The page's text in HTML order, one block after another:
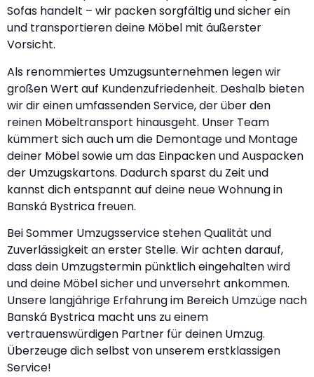
Sofas handelt – wir packen sorgfältig und sicher ein
und transportieren deine Möbel mit äußerster
Vorsicht.
Als renommiertes Umzugsunternehmen legen wir
großen Wert auf Kundenzufriedenheit. Deshalb bieten
wir dir einen umfassenden Service, der über den
reinen Möbeltransport hinausgeht. Unser Team
kümmert sich auch um die Demontage und Montage
deiner Möbel sowie um das Einpacken und Auspacken
der Umzugskartons. Dadurch sparst du Zeit und
kannst dich entspannt auf deine neue Wohnung in
Banská Bystrica freuen.
Bei Sommer Umzugsservice stehen Qualität und
Zuverlässigkeit an erster Stelle. Wir achten darauf,
dass dein Umzugstermin pünktlich eingehalten wird
und deine Möbel sicher und unversehrt ankommen.
Unsere langjährige Erfahrung im Bereich Umzüge nach
Banská Bystrica macht uns zu einem
vertrauenswürdigen Partner für deinen Umzug.
Überzeuge dich selbst von unserem erstklassigen
Service!